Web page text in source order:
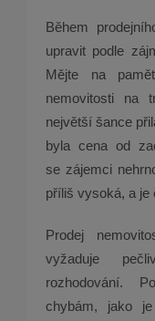
Během
upravit podle
Mějte na
nemovitosti na
největší šance
byla cena od
se zájemci
příliš vysoká, a je
Prodej
vyžaduje
rozhodování.
chybám, jako